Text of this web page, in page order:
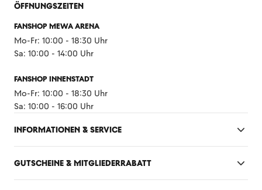
ÖFFNUNGSZEITEN
FANSHOP MEWA ARENA
Mo-Fr: 10:00 - 18:30 Uhr
Sa: 10:00 - 14:00 Uhr
FANSHOP INNENSTADT
Mo-Fr: 10:00 - 18:30 Uhr
Sa: 10:00 - 16:00 Uhr
INFORMATIONEN & SERVICE
GUTSCHEINE & MITGLIEDERRABATT